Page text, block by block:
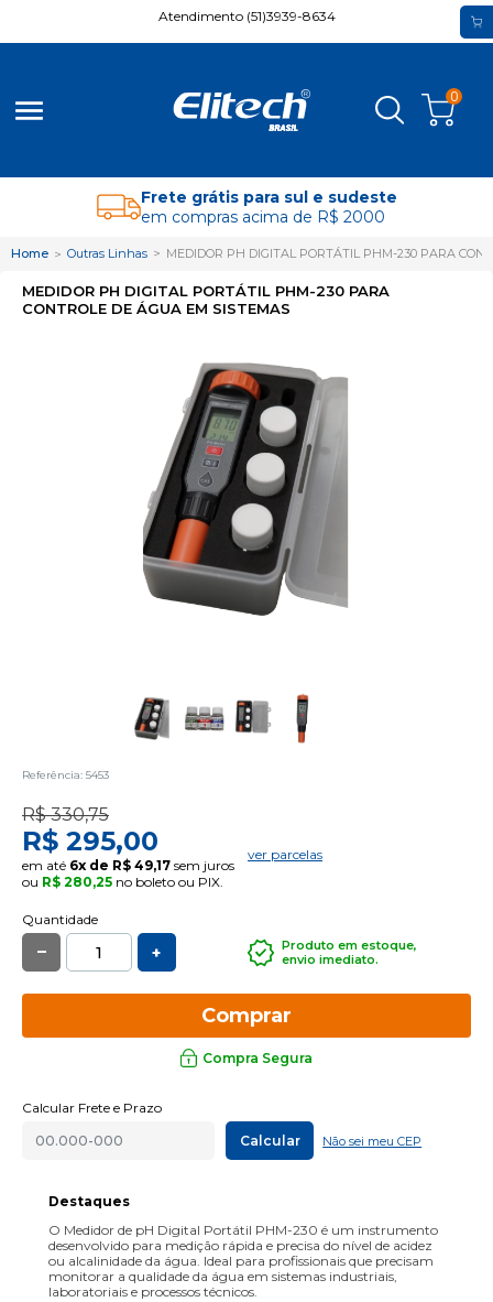
Atendimento (51)3939-8634
menu 0
Frete grátis para sul e sudeste
em compras acima de R$ 2000
Home Outras Linhas MEDIDOR PH DIGITAL PORTÁTIL PHM-230 PARA
MEDIDOR PH DIGITAL PORTÁTIL PHM-230 PARA
CONTROLE DE ÁGUA EM SISTEMAS
Referência: 5453
R$ 330,75
R$ 295,00
em até 6x de R$ 49,17 sem juros
ou R$ 280,25 no boleto ou PIX.
ver parcelas
Quantidade
+
Produto em estoque,
envio imediato.
Comprar
Compra Segura
Calcular Frete e Prazo
Calcular
Não sei meu CEP
Destaques
O Medidor de pH Digital Portátil PHM-230 é um instrumento
desenvolvido para medição rápida e precisa do nível de acidez
ou alcalinidade da água. Ideal para profissionais que precisam
monitorar a qualidade da água em sistemas industriais,
laboratoriais e processos técnicos.